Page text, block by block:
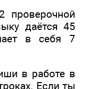
проверочной
даётся 45
в себя 7
в работе в
Если ты